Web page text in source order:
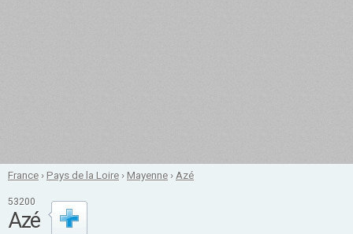
France ›Pays de la Loire ›Mayenne › Azé
53200
Azé